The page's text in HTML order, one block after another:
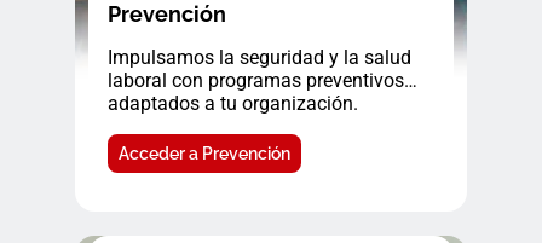
Prevención
Impulsamos la seguridad y la salud
laboral con programas preventivos
adaptados a tu organización.
Acceder a Prevención